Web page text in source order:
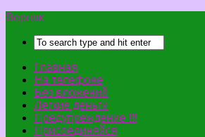
Верняк
Главная
На телефоне
Без вложений
Легкие деньги
Предупреждение !!!
Присоединяйся